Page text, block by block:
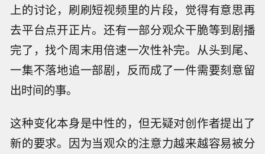
上的讨论，刷刷短视频里的片段，觉得有意思再
去平台点开正片。还有一部分观众干脆等到剧播
完了，找个周末用倍速一次性补完。从头到尾、
一集不落地追一部剧，反而成了一件需要刻意留
出时间的事。
这种变化本身是中性的，但无疑对创作者提出了
新的要求。因为当观众的注意力越来越容易被分